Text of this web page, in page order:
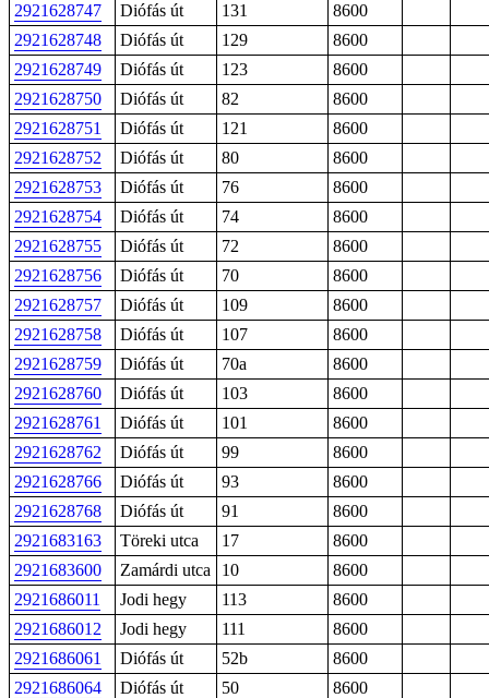
2921628747
Diófás út 131
8600
2921628748
Diófás út 129
8600
2921628749
Diófás út 123
8600
2921628750
Diófás út 82
8600
2921628751
Diófás út 121
8600
2921628752
Diófás út 80
8600
2921628753
Diófás út 76
8600
2921628754
Diófás út 74
8600
2921628755
Diófás út 72
8600
2921628756
Diófás út 70
8600
2921628757
Diófás út 109
8600
2921628758
Diófás út 107
8600
2921628759
Diófás út 70a
8600
2921628760
Diófás út 103
8600
2921628761
Diófás út 101
8600
2921628762
Diófás út 99
8600
2921628766
Diófás út 93
8600
2921628768
Diófás út 91
8600
2921683163
Töreki utca 17
8600
2921683600
Zamárdi utca 10
8600
2921686011
Jodi hegy 113
8600
2921686012
Jodi hegy 111
8600
2921686061
Diófás út 52b
8600
2921686064
Diófás út 50
8600